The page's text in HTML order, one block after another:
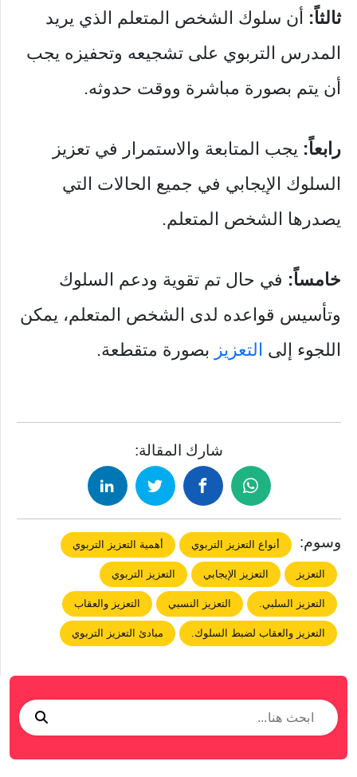
ثالثاً: أن سلوك الشخص المتعلم الذي يريد
المدرس التربوي على تشجيعه وتحفيزه يجب
أن يتم بصورة مباشرة ووقت حدوثه.
رابعاً: يجب المتابعة والاستمرار في تعزيز
السلوك الإيجابي في جميع الحالات التي
يصدرها الشخص المتعلم.
خامساً: في حال تم تقوية ودعم السلوك
وتأسيس قواعده لدى الشخص المتعلم، يمكن
اللجوء إلى التعزيز بصورة متقطعة.
شارك المقالة:
وسوم: أنواع التعزيز التربوي أهمية التعزيز التربوي
التعزيز التعزيز الإيجابي التعزيز التربوي
التعزيز السلبي. التعزيز النسبي التعزيز والعقاب
التعزيز والعقاب لضبط السلوك. مبادئ التعزيز التربوي